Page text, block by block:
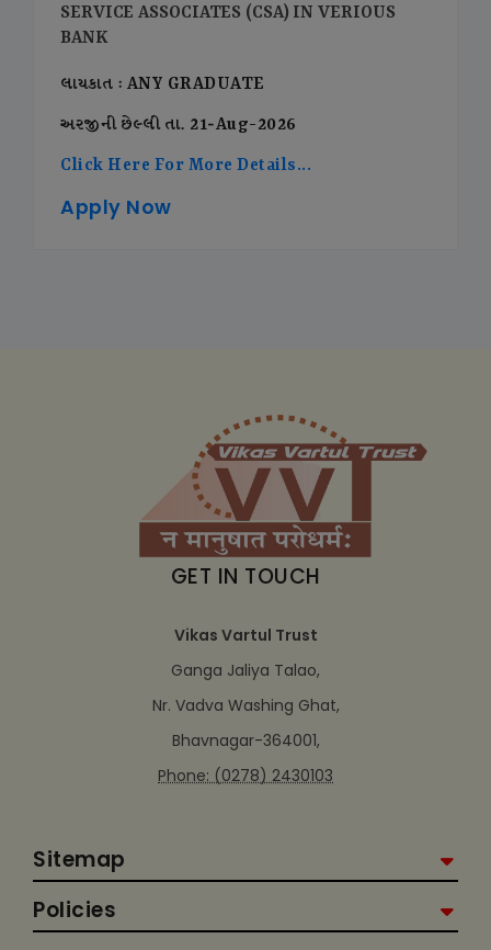
SERVICE ASSOCIATES (CSA) IN VERIOUS
BANK
લાયકાત : ANY GRADUATE
અરજીની છેલ્લી તા. 21-Aug-2026
Click Here For More Details...
Apply Now
GET IN TOUCH
Vikas Vartul Trust
Ganga Jaliya Talao,
Nr. Vadva Washing Ghat,
Bhavnagar-364001,
Phone: (0278) 2430103
Sitemap
Policies